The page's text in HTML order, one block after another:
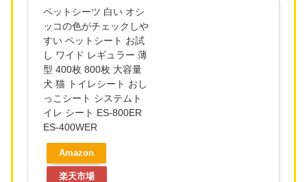
ペットシーツ 白い オシ
ッコの色がチェックしや
すい ペットシート お試
し ワイド レギュラー 薄
型 400枚 800枚 大容量
犬 猫 トイレシート おし
っこシート システムト
イレ シート ES-800ER
ES-400WER
Amazon
楽天市場